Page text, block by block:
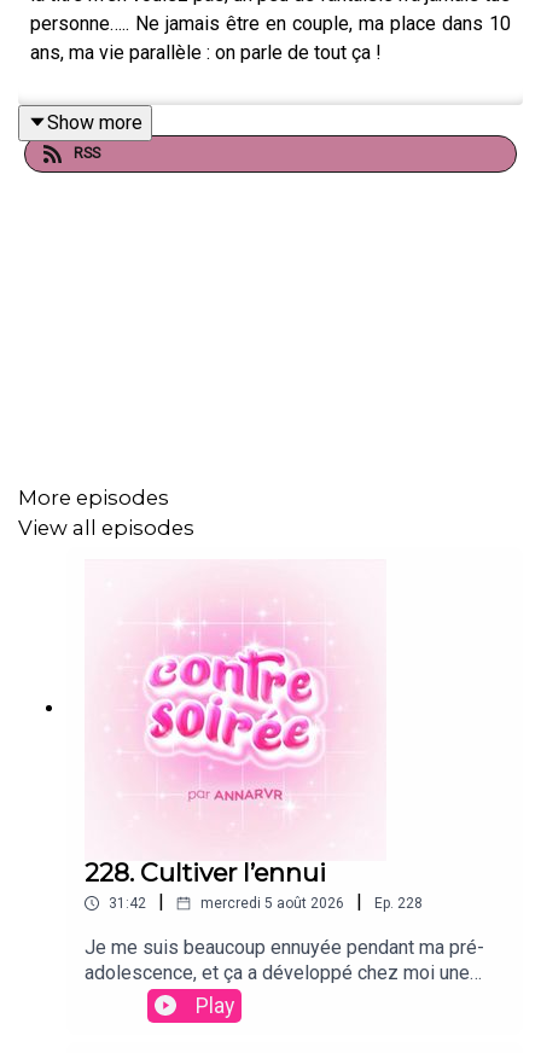
personne….. Ne jamais être en couple, ma place dans 10
ans, ma vie parallèle : on parle de tout ça !
Show more
RSS
More episodes
View all episodes
228. Cultiver l’ennui
31:42 mercredi 5 août 2026 Ep. 228
Je me suis beaucoup ennuyée pendant ma pré-
adolescence, et ça a développé chez moi une
créativité florissante ! Aujourd’hui je vous lis mes
écrits de quand j’avais 13 ans (c’est de la grande
Play